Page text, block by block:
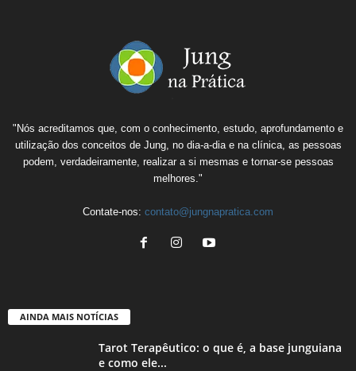
"Nós acreditamos que, com o conhecimento, estudo, aprofundamento e
utilização dos conceitos de Jung, no dia-a-dia e na clínica, as pessoas
podem, verdadeiramente, realizar a si mesmas e tornar-se pessoas
melhores."
Contate-nos: contato@jungnapratica.com
AINDA MAIS NOTÍCIAS
Tarot Terapêutico: o que é, a base junguiana
e como ele...